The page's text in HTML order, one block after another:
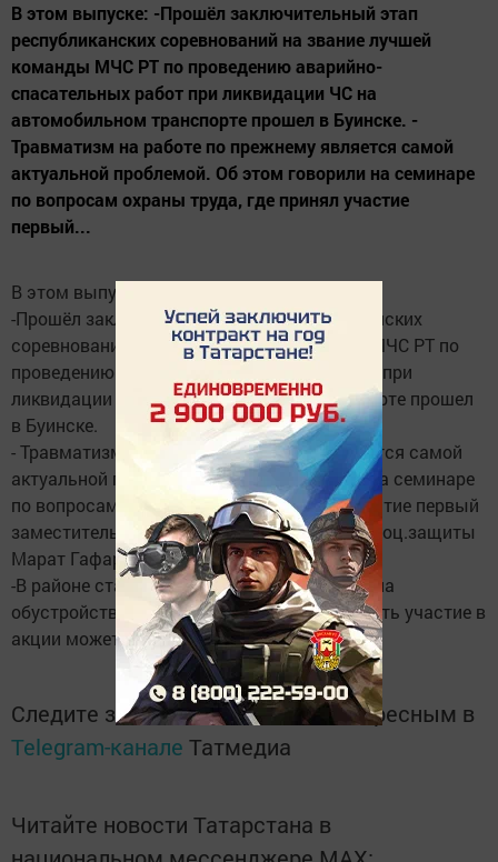
В этом выпуске: -Прошёл заключительный этап
республиканских соревнований на звание лучшей
команды МЧС РТ по проведению аварийно-
спасательных работ при ликвидации ЧС на
автомобильном транспорте прошел в Буинске. -
Травматизм на работе по прежнему является самой
актуальной проблемой. Об этом говорили на семинаре
по вопросам охраны труда, где принял участие
первый...
В этом выпуске:
-Прошёл заключительный этап республиканских
соревнований на звание лучшей команды МЧС РТ по
проведению аварийно-спасательных работ при
ликвидации ЧС на автомобильном транспорте прошел
в Буинске.
- Травматизм на работе по прежнему является самой
актуальной проблемой. Об этом говорили на семинаре
по вопросам охраны труда, где принял участие первый
заместитель министра труда, занятости и соц.защиты
Марат Гафаров.
-В районе стартовала акция направленная на
обустройство комнат для ветеранов. Принять участие в
акции может каждый.
Следите за самым важным и интересным в
Telegram-канале Татмедиа
Читайте новости Татарстана в